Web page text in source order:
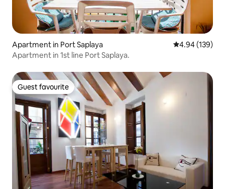
Apartment in Port Saplaya 4.94 out of 5
4.94 (139)
Apartment in 1st line Port Saplaya.
Guest favourite
Guest favourite